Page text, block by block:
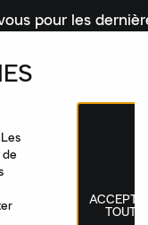
pour les
à la newsletter
collections
de produits sur
|Français ACCEPTER
TOUT